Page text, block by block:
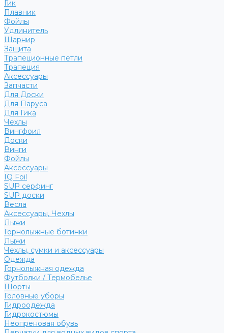
Гик
Плавник
Фойлы
Удлинитель
Шарнир
Защита
Трапеционные петли
Трапеция
Аксессуары
Запчасти
Для Доски
Для Паруса
Для Гика
Чехлы
Вингфоил
Доски
Винги
Фойлы
Аксессуары
IQ Foil
SUP серфинг
SUP доски
Весла
Аксессуары, Чехлы
Лыжи
Горнолыжные ботинки
Лыжи
Чехлы, сумки и аксессуары
Одежда
Горнолыжная одежда
Футболки / Термобелье
Шорты
Головные уборы
Гидроодежда
Гидрокостюмы
Неопреновая обувь